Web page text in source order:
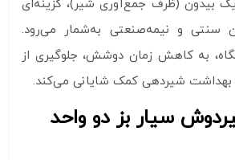
بیدون (ظرف جمع‌آوری شیر)، گزینه‌ای
سنتی و نیمه‌صنعتی به‌شمار می‌رود.
به کاهش زمان دوشش، جلوگیری از
بهداشت شیردهی کمک شایانی می‌کند.
سیار بز دو واحد